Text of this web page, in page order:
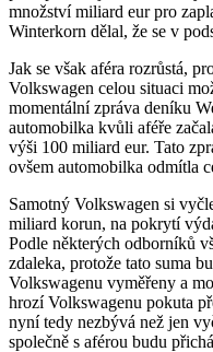
množství miliard eur pro
Winterkorn dělal, že se v
Jak se však aféra rozrůstá,
Volkswagen celou situaci
momentální zpráva deníku
automobilka kvůli aféře
výši 100 miliard eur. Tato
ovšem automobilka odmítla
Samotný Volkswagen si
miliard korun, na pokrytí
Podle některých odborníků
zdaleka, protože tato suma
Volkswagenu vyměřeny a
hrozí Volkswagenu pokuta
nyní tedy nezbývá než jen
společně s aférou budu